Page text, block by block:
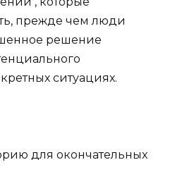
прежде чем люди
решение
ситуациях.
для окончательных